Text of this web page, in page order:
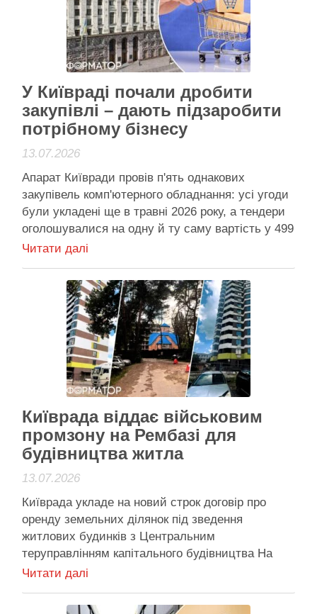
Шевченківському районі. Він відкорегував
фактологічну частину …
Активісти району
У Київраді почали дробити
закупівлі – дають підзаробити
потрібному бізнесу
13.07.2026
Апарат Київради провів п'ять однакових
закупівель комп'ютерного обладнання: усі угоди
були укладені ще в травні 2026 року, а тендери
оголошувалися на одну й ту саму вартість у 499
тисяч гривень У Київраді роздробили закупівлю
менших – аби спростити процедуру під
конкретних учасників …
Читати далі
Активісти району
Київрада віддає військовим
промзону на Рембазі для
будівництва житла
13.07.2026
Київрада укладе на новий строк договір про
оренду земельних ділянок під зведення
житлових будинків з Центральним
теруправлінням капітального будівництва На
ділянках, що їхню оренду планують поновити
підрядниками. Фото з проєкту рішення Київрада
Читати далі